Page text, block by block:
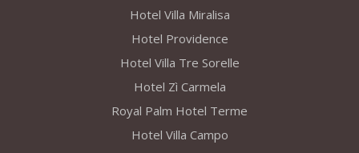
Hotel Villa Miralisa
Hotel Providence
Hotel Villa Tre Sorelle
Hotel Zì Carmela
Royal Palm Hotel Terme
Hotel Villa Campo